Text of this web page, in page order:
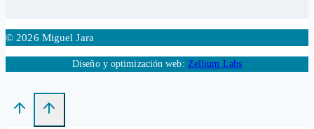
© 2026 Miguel Jara
Diseño y optimización web: Zellium Labs